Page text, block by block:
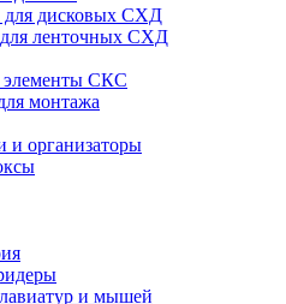
для дисковых СХД
ленточных СХД
СКС
монтажа
и организаторы
и мышей